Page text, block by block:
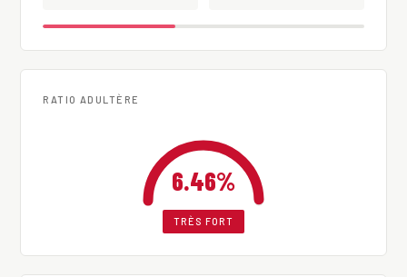
RATIO ADULTÈRE
6.46%
TRÈS FORT